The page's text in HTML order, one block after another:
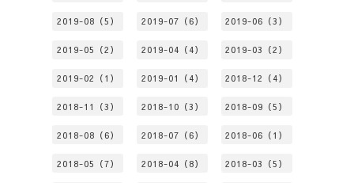
2019-08（5） 2019-07（6） 2019-06（3）
2019-05（2） 2019-04（4） 2019-03（2）
2019-02（1） 2019-01（4） 2018-12（4）
2018-11（3） 2018-10（3） 2018-09（5）
2018-08（6） 2018-07（6） 2018-06（1）
2018-05（7） 2018-04（8） 2018-03（5）